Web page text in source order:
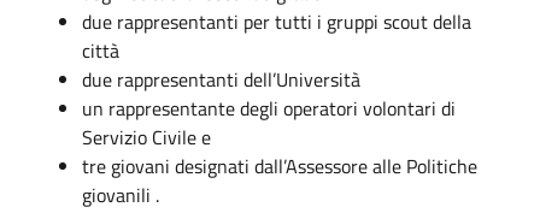
due rappresentanti per tutti i gruppi scout della
città
due rappresentanti dell’Università
un rappresentante degli operatori volontari di
Servizio Civile e
tre giovani designati dall’Assessore alle Politiche
giovanili .